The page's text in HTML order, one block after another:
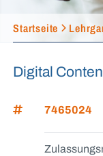
Startseite
Digital
7465024